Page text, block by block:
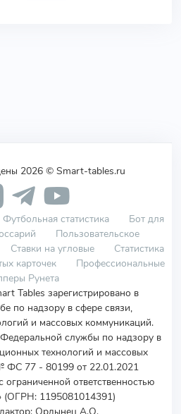
2026 © Smart-tables.ru
Футбольная статистика
Бот для
Пользовательское
Ставки на угловые
Статистика
карточек
Профессиональные
Рунета
Tables зарегистрировано в
по надзору в сфере связи,
и массовых коммуникаций.
службы по надзору в
технологий и массовых
ФС 77 - 80199 от 22.01.2021
ограниченной ответственностью
(ОГРН: 1195081014391)